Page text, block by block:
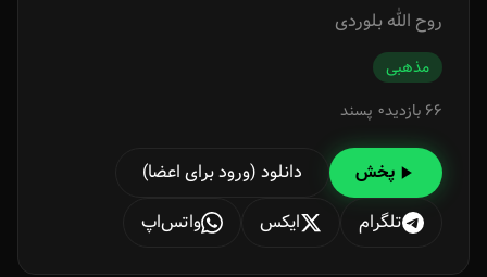
روح الله بلوردی
مذهبی
66 بازدید
0 پسند
پخش
دانلود (ورود برای اعضا)
تلگرام
ایکس واتس‌اپ